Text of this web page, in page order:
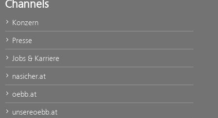
Channels
Konzern
Presse
Jobs & Karriere
nasicher.at
oebb.at
unsereoebb.at